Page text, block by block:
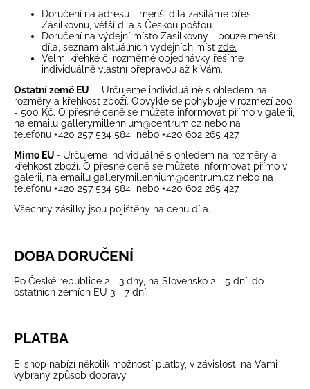
Doručení na adresu - menší díla zasíláme přes
Zásilkovnu, větší díla s Českou poštou.
Doručení na výdejní místo Zásilkovny - pouze menší
díla, seznam aktuálních výdejních míst zde.
Velmi křehké či rozměrné objednávky řešíme
individuálně vlastní přepravou až k Vám.
Ostatní země EU - Určujeme individuálně s ohledem na
rozměry a křehkost zboží. Obvykle se pohybuje v rozmezí 200
- 500 Kč. O přesné ceně se můžete informovat přímo v galerii,
na emailu gallerymillennium@centrum.cz nebo na
telefonu +420 257 534 584 nebo +420 602 265 427.
Mimo EU - Určujeme individuálně s ohledem na rozměry a
křehkost zboží. O přesné ceně se můžete informovat přímo v
galerii, na emailu gallerymillennium@centrum.cz nebo na
telefonu +420 257 534 584 nebo +420 602 265 427.
Všechny zásilky jsou pojištěny na cenu díla.
DOBA DORUČENÍ
Po České republice 2 - 3 dny, na Slovensko 2 - 5 dní, do
ostatních zemích EU 3 - 7 dní.
PLATBA
E-shop nabízí několik možností platby, v závislosti na Vámi
vybraný způsob dopravy.